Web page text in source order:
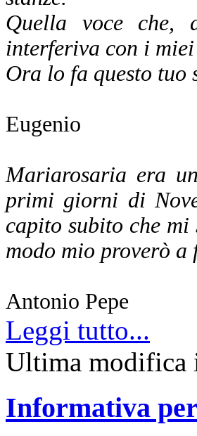
Quella voce che,
interferiva con i
Ora lo fa questo tuo
Eugenio
Mariarosaria era
primi giorni di
capito subito che
modo mio proverò
Antonio Pepe
Leggi tutto...
Ultima modifica
Informativa